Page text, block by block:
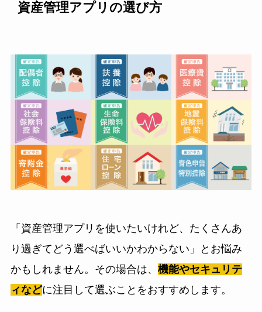
資産管理アプリの選び方
「資産管理アプリを使いたいけれど、たくさんあ
り過ぎてどう選べばいいかわからない」とお悩み
かもしれません。その場合は、 機能やセキュリテ
ィなどに注目して選ぶことをおすすめします。